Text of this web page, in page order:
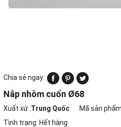
Chia sẻ ngay:
Nắp nhôm cuốn Ø68
Xuất xứ :Trung Quốc Mã sản
Tình trạng: Hết hàng